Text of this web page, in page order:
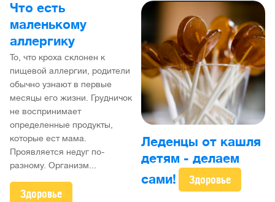
Что есть
маленькому
аллергику
То, что кроха склонен к
пищевой аллергии, родители
обычно узнают в первые
месяцы его жизни. Грудничок
не воспринимает
определенные продукты,
которые ест мама.
Проявляется недуг по-
разному. Организм...
Здоровье
Леденцы от кашля
детям - делаем
сами!
Здоровье